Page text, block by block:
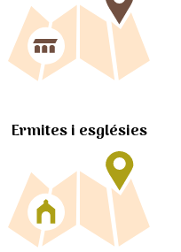
Ermites i esglésies